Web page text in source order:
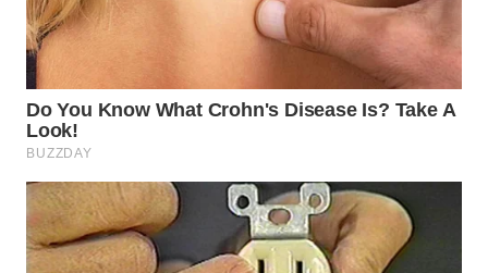
WN
SOLO
WN
BOROBUDUR